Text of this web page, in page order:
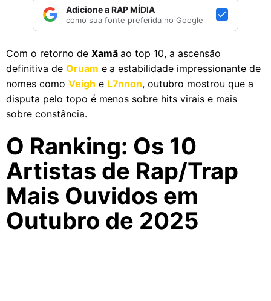
Adicione a RAP MÍDIA
como sua fonte preferida no Google
Com o retorno de Xamãao top 10, a ascensão
definitiva de Oruam e a estabilidade impressionante de
nomes como Veigh e L7nnon, outubro mostrou que a
disputa pelo topo é menos sobre hits virais e mais
sobre constância.
O Ranking: Os 10
Artistas de Rap/Trap
Mais Ouvidos em
Outubro de 2025